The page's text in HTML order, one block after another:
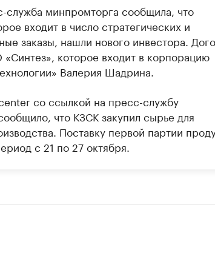
служба минпромторга сообщила, что
входит в число стратегических и
заказы, нашли нового инвестора.
которое входит в корпорацию
Валерия Шадрина.
со ссылкой на пресс-службу
что КЗСК закупил сырье для
Поставку первой партии
с 21 по 27 октября.